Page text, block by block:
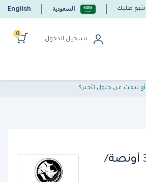
تتبع طلبك السعودية English
تسجيل الدخول
0
أو تبحث عن حلول تأجير؟
راينورس - إبريق الحليب ملون بسعة 32 أونصة/